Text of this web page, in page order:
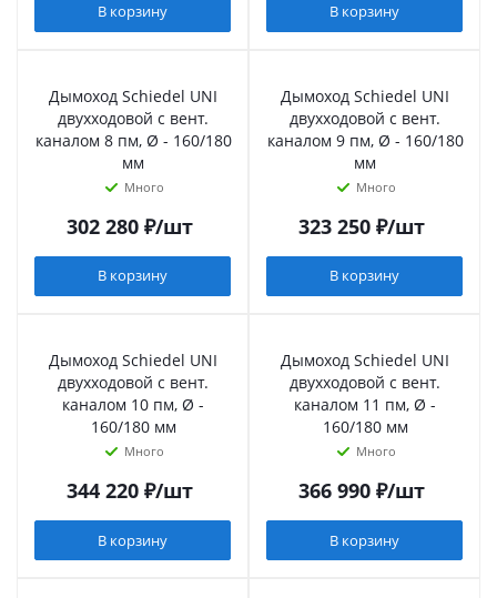
В корзину В корзину
Дымоход Schiedel UNI
двухходовой с вент.
каналом 8 пм, Ø - 160/180
мм
Много
302 280₽/шт
В корзину
Дымоход Schiedel UNI
двухходовой с вент.
каналом 9 пм, Ø - 160/180
мм
Много
323 250₽/шт
В корзину
Дымоход Schiedel UNI
двухходовой с вент.
каналом 10 пм, Ø -
160/180 мм
Много
344 220₽/шт
В корзину
Дымоход Schiedel UNI
двухходовой с вент.
каналом 11 пм, Ø -
160/180 мм
Много
366 990₽/шт
В корзину